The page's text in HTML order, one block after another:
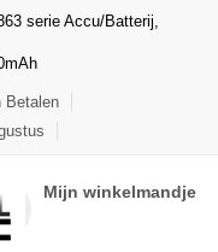
serie Accu/Batterij,
Betalen
Mijn winkelmandje